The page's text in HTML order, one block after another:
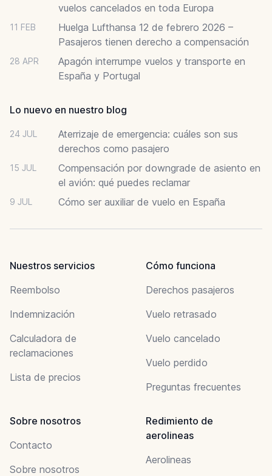
vuelos cancelados en toda Europa
11 FEB
Huelga Lufthansa 12 de febrero 2026 –
Pasajeros tienen derecho a compensación
28 APR
Apagón interrumpe vuelos y transporte en
España y Portugal
Lo nuevo en nuestro blog
24 JUL
Aterrizaje de emergencia: cuáles son sus
derechos como pasajero
15 JUL
Compensación por downgrade de asiento en
el avión: qué puedes reclamar
9 JUL Cómo ser auxiliar de vuelo en España
Nuestros servicios
Reembolso
Indemnización
Calculadora de
reclamaciones
Lista de precios
Cómo funciona
Derechos pasajeros
Vuelo retrasado
Vuelo cancelado
Vuelo perdido
Preguntas frecuentes
Sobre nosotros
Contacto
Sobre nosotros
Redimiento de
aerolineas
Aerolineas